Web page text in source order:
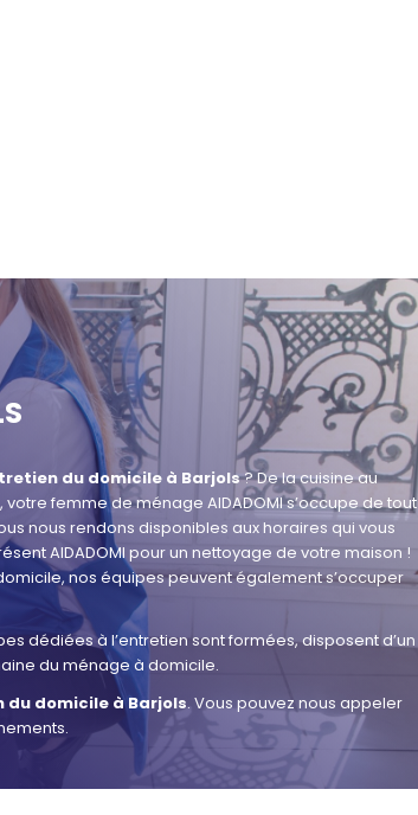
du domicile à Barjols? De la cuisine au
femme de ménage AIDADOMI s’occupe de tout
nous rendons disponibles aux horaires qui vous
AIDADOMI pour un nettoyage de votre maison !
nos équipes peuvent également s’occuper
dédiées à l’entretien sont formées, disposent d’un
du ménage à domicile.
domicile à Barjols. Vous pouvez nous appeler